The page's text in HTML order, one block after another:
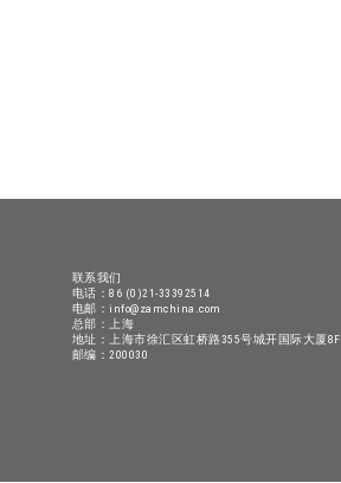
联系我们
电话：86 (0)21-33392514
电邮：info@zamchina.com
总部：上海
地址：上海市徐汇区虹桥路355号城开国际大厦8F
邮编：200030